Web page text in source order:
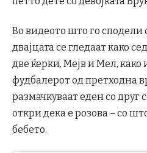
Во видеото што го сподели
двајцата се гледаат како
две ќерки, Мејв и Мел, како
фудбалерот од претходна
размачкуваат еден со друг
откри дека е розова – со
бебето.